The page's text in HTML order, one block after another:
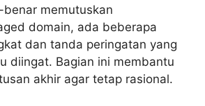
memutuskan
domain, ada beberapa
dan tanda peringatan yang
diingat. Bagian ini membantu
akhir agar tetap rasional.